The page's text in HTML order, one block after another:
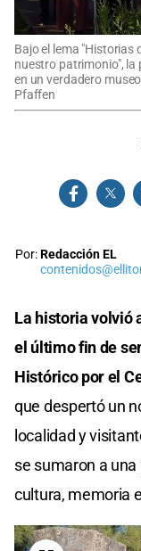
Bajo el lema "Historias
nuestro patrimonio",
en un verdadero
Pfaffen
Por:Redacción EL
La historia volvió
el último fin de
Histórico por el
que despertó un
localidad y
se sumaron a
cultura, memoria